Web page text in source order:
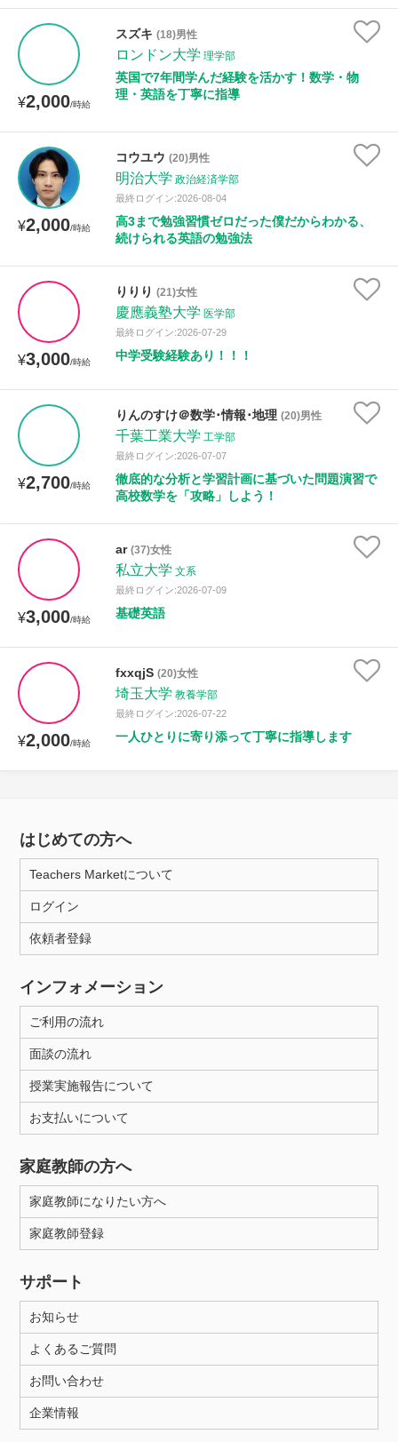
¥2,000/時給
スズキ (18)男性
ロンドン大学 理学部
英国で7年間学んだ経験を活かす！数学・物
理・英語を丁寧に指導
¥2,000/時給
コウユウ (20)男性
明治大学 政治経済学部
最終ログイン:2026-08-04
高3まで勉強習慣ゼロだった僕だからわかる、
続けられる英語の勉強法
¥3,000/時給
りりり (21)女性
慶應義塾大学 医学部
最終ログイン:2026-07-29
中学受験経験あり！！！
¥2,700/時給
りんのすけ＠数学･情報･地理 (20)男性
千葉工業大学 工学部
最終ログイン:2026-07-07
徹底的な分析と学習計画に基づいた問題演習で
高校数学を「攻略」しよう！
¥3,000/時給
ar (37)女性
私立大学 文系
最終ログイン:2026-07-09
基礎英語
¥2,000/時給
fxxqjS (20)女性
埼玉大学 教養学部
最終ログイン:2026-07-22
一人ひとりに寄り添って丁寧に指導します
はじめての方へ
Teachers Marketについて
ログイン
依頼者登録
インフォメーション
ご利用の流れ
面談の流れ
授業実施報告について
お支払いについて
家庭教師の方へ
家庭教師になりたい方へ
家庭教師登録
サポート
お知らせ
よくあるご質問
お問い合わせ
企業情報